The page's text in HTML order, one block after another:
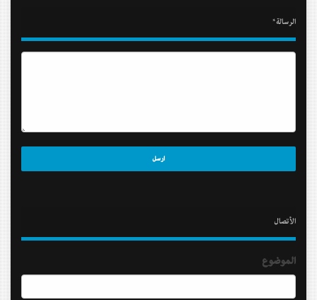
الرسالة*
الأتصال
الموضوع